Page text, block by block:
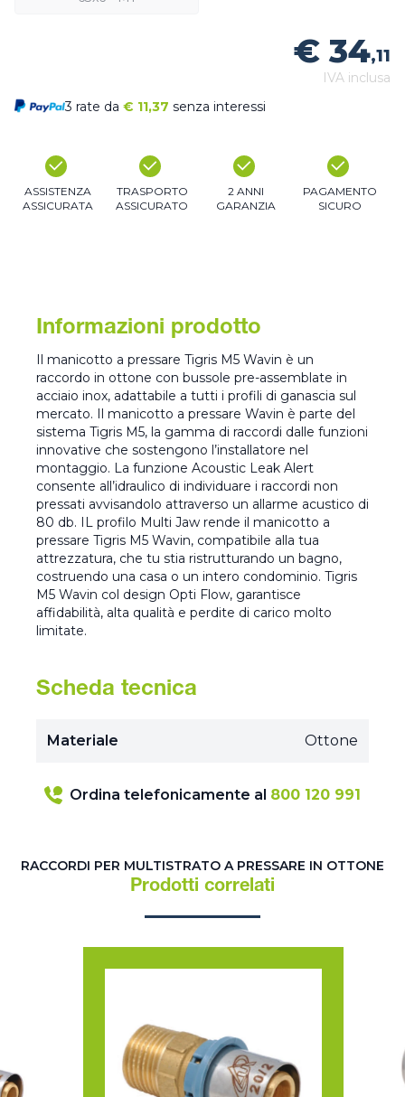
€ 34,11
IVA inclusa
3 rate da € 11,37 senza interessi
ASSISTENZA
ASSICURATA
TRASPORTO
ASSICURATO
2 ANNI
GARANZIA
PAGAMENTO
SICURO
Informazioni prodotto
Il manicotto a pressare Tigris M5 Wavin è un
raccordo in ottone con bussole pre-assemblate in
acciaio inox, adattabile a tutti i profili di ganascia sul
mercato. Il manicotto a pressare Wavin è parte del
sistema Tigris M5, la gamma di raccordi dalle funzioni
innovative che sostengono l’installatore nel
montaggio. La funzione Acoustic Leak Alert
consente all’idraulico di individuare i raccordi non
pressati avvisandolo attraverso un allarme acustico di
80 db. IL profilo Multi Jaw rende il manicotto a
pressare Tigris M5 Wavin, compatibile alla tua
attrezzatura, che tu stia ristrutturando un bagno,
costruendo una casa o un intero condominio. Tigris
M5 Wavin col design Opti Flow, garantisce
affidabilità, alta qualità e perdite di carico molto
limitate.
Scheda tecnica
Materiale Ottone
Ordina telefonicamente al 800 120 991
RACCORDI PER MULTISTRATO A PRESSARE IN OTTONE
Prodotti correlati